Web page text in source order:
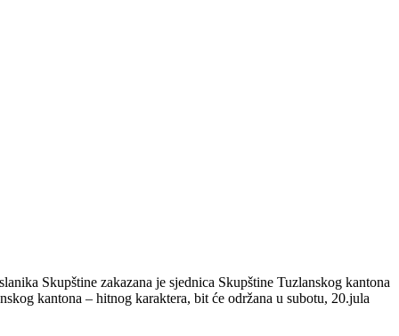
Skupštine zakazana je sjednica Skupštine Tuzlanskog kantona
kantona – hitnog karaktera, bit će održana u subotu, 20.jula